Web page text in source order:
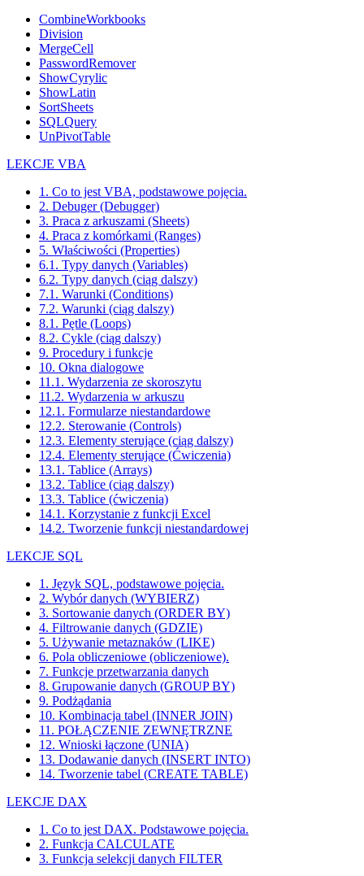
CombineWorkbooks
Division
MergeCell
PasswordRemover
ShowCyrylic
ShowLatin
SortSheets
SQLQuery
UnPivotTable
LEKCJE VBA
1. Co to jest VBA, podstawowe pojęcia.
2. Debuger (Debugger)
3. Praca z arkuszami (Sheets)
4. Praca z komórkami (Ranges)
5. Właściwości (Properties)
6.1. Typy danych (Variables)
6.2. Typy danych (ciąg dalszy)
7.1. Warunki (Conditions)
7.2. Warunki (ciąg dalszy)
8.1. Pętle (Loops)
8.2. Cykle (ciąg dalszy)
9. Procedury i funkcje
10. Okna dialogowe
11.1. Wydarzenia ze skoroszytu
11.2. Wydarzenia w arkuszu
12.1. Formularze niestandardowe
12.2. Sterowanie (Controls)
12.3. Elementy sterujące (ciąg dalszy)
12.4. Elementy sterujące (Ćwiczenia)
13.1. Tablice (Arrays)
13.2. Tablice (ciąg dalszy)
13.3. Tablice (ćwiczenia)
14.1. Korzystanie z funkcji Excel
14.2. Tworzenie funkcji niestandardowej
LEKCJE SQL
1. Język SQL, podstawowe pojęcia.
2. Wybór danych (WYBIERZ)
3. Sortowanie danych (ORDER BY)
4. Filtrowanie danych (GDZIE)
5. Używanie metaznaków (LIKE)
6. Pola obliczeniowe (obliczeniowe).
7. Funkcje przetwarzania danych
8. Grupowanie danych (GROUP BY)
9. Podżądania
10. Kombinacja tabel (INNER JOIN)
11. POŁĄCZENIE ZEWNĘTRZNE
12. Wnioski łączone (UNIA)
13. Dodawanie danych (INSERT INTO)
14. Tworzenie tabel (CREATE TABLE)
LEKCJE DAX
1. Co to jest DAX. Podstawowe pojęcia.
2. Funkcja CALCULATE
3. Funkcja selekcji danych FILTER